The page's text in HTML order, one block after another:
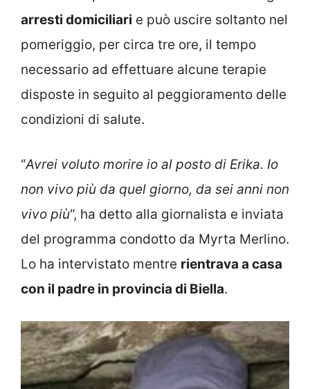
arresti domiciliari e può uscire soltanto nel
pomeriggio, per circa tre ore, il tempo
necessario ad effettuare alcune terapie
disposte in seguito al peggioramento delle
condizioni di salute.
“Avrei voluto morire io al posto di Erika. Io
non vivo più da quel giorno, da sei anni non
vivo più“, ha detto alla giornalista e inviata
del programma condotto da Myrta Merlino.
Lo ha intervistato mentre rientrava a casa
con il padre in provincia di Biella.